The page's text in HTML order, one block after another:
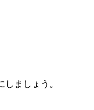
ましょう。